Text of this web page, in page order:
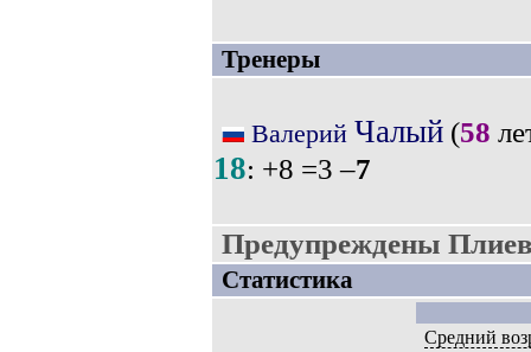
Тренеры
Валерий Чалый(58
18: +8 =3 –7
Предупреждены
Статистика
Средний